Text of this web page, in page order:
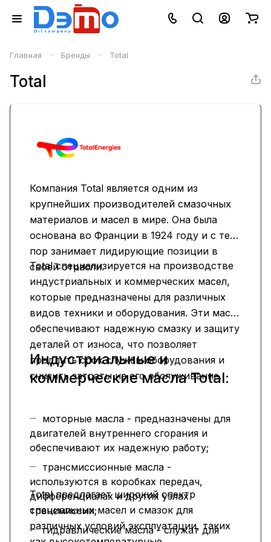
Главная – Бренды – Total
Total
Компания Total является одним из
крупнейших производителей смазочных
материалов и масел в мире. Она была
основана во Франции в 1924 году и с тех
пор занимает лидирующие позиции в
своей отрасли.
Total специализируется на производстве
индустриальных и коммерческих масел,
которые предназначены для различных
видов техники и оборудования. Эти масла
обеспечивают надежную смазку и защиту
деталей от износа, что позволяет
продлить срок службы оборудования и
снизить затраты на его обслуживание.
Индустриальные и
коммерческие масла Total:
моторные масла - предназначены для
двигателей внутреннего сгорания и
обеспечивают их надежную работу;
трансмиссионные масла -
используются в коробках передач,
дифференциалах и других узлах
трансмиссии;
гидравлические масла - служат для
Total предлагает широкий спектр
специальных масел и смазок для
различных условий эксплуатации, таких